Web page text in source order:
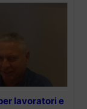
lavoratori e